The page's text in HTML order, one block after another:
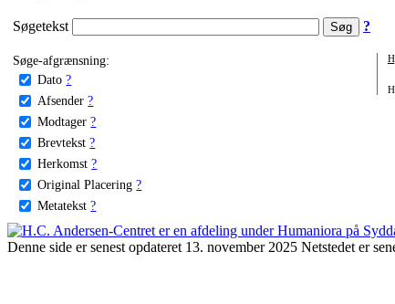
Søgetekst ?
Søge-afgrænsning:
Dato ?
Afsender ?
Modtager ?
Brevtekst ?
Herkomst ?
Original Placering ?
Metatekst ?
Denne side er senest opdateret 13. november 2025 Netstedet er